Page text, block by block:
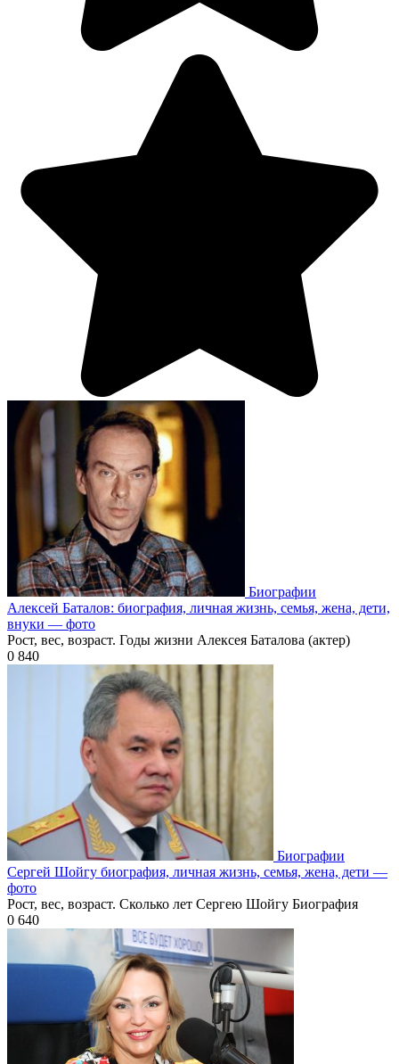
Биографии
Алексей Баталов: биография, личная жизнь, семья, жена, дети,
внуки — фото
Рост, вес, возраст. Годы жизни Алексея Баталова (актер)
0 840
Биографии
Сергей Шойгу биография, личная жизнь, семья, жена, дети —
фото
Рост, вес, возраст. Сколько лет Сергею Шойгу Биография
0 640